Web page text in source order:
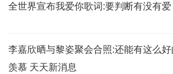
全世界宣布我爱你歌词:要判断有没有
李嘉欣晒与黎姿聚会合照:还能有这么
羡慕 天天新消息